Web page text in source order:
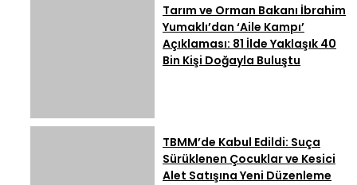
Tarım ve Orman Bakanı İbrahim
Yumaklı’dan ‘Aile Kampı’
Açıklaması: 81 İlde Yaklaşık 40
Bin Kişi Doğayla Buluştu
TBMM’de Kabul Edildi: Suça
Sürüklenen Çocuklar ve Kesici
Alet Satışına Yeni Düzenleme